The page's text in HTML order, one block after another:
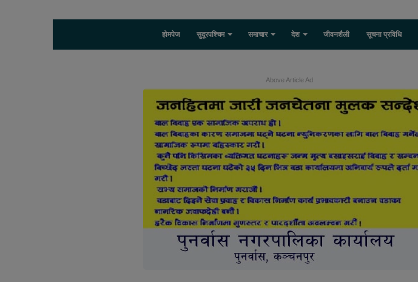
होमपेज सुदूरपश्चिम समाचार देश जीवनशैली सूचना प्रविधि
Above Article Ad